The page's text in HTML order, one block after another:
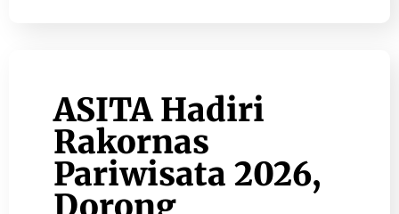
ASITA Hadiri
Rakornas
Pariwisata 2026,